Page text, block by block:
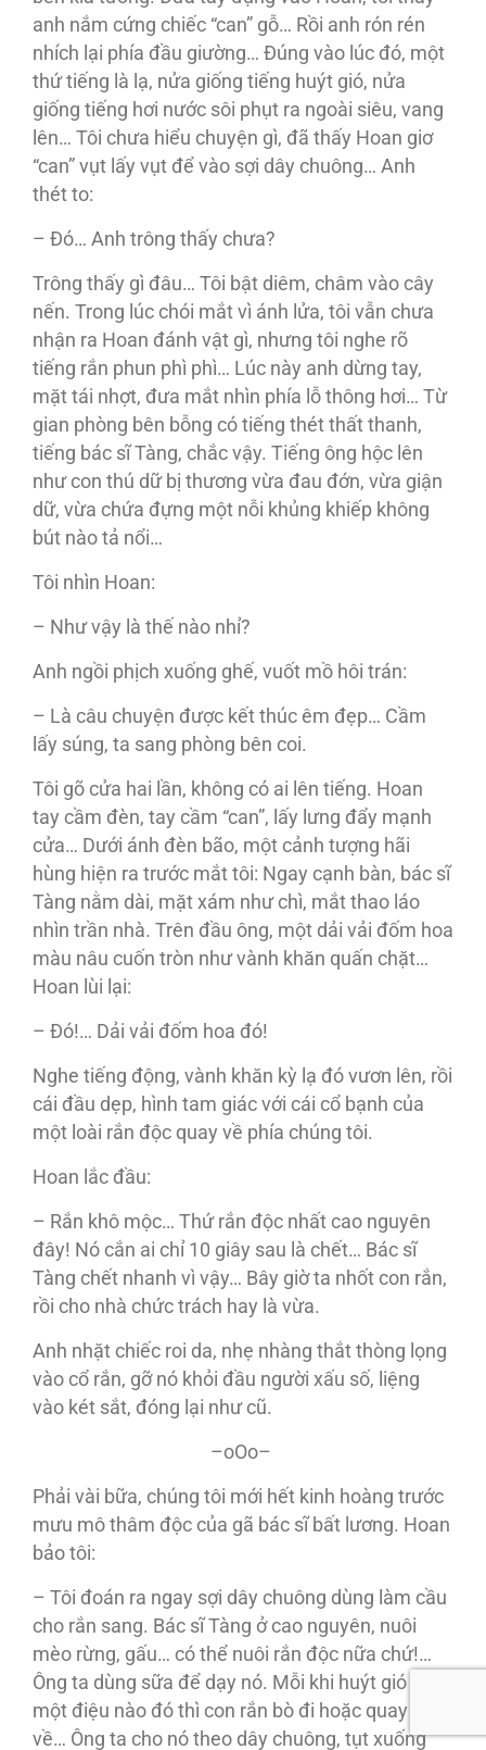
anh nắm cứng chiếc “can” gỗ… Rồi anh rón rén
nhích lại phía đầu giường… Đúng vào lúc đó, một
thứ tiếng là lạ, nửa giống tiếng huýt gió, nửa
giống tiếng hơi nước sôi phụt ra ngoài siêu, vang
lên… Tôi chưa hiểu chuyện gì, đã thấy Hoan giơ
“can” vụt lấy vụt để vào sợi dây chuông… Anh
thét to:
– Đó… Anh trông thấy chưa?
Trông thấy gì đâu… Tôi bật diêm, châm vào cây
nến. Trong lúc chói mắt vì ánh lửa, tôi vẫn chưa
nhận ra Hoan đánh vật gì, nhưng tôi nghe rõ
tiếng rắn phun phì phì… Lúc này anh dừng tay,
mặt tái nhợt, đưa mắt nhìn phía lỗ thông hơi… Từ
gian phòng bên bỗng có tiếng thét thất thanh,
tiếng bác sĩ Tàng, chắc vậy. Tiếng ông hộc lên
như con thú dữ bị thương vừa đau đớn, vừa giận
dữ, vừa chứa đựng một nỗi khủng khiếp không
bút nào tả nổi…
Tôi nhìn Hoan:
– Như vậy là thế nào nhỉ?
Anh ngồi phịch xuống ghế, vuốt mồ hôi trán:
– Là câu chuyện được kết thúc êm đẹp… Cầm
lấy súng, ta sang phòng bên coi.
Tôi gõ cửa hai lần, không có ai lên tiếng. Hoan
tay cầm đèn, tay cầm “can”, lấy lưng đẩy mạnh
cửa… Dưới ánh đèn bão, một cảnh tượng hãi
hùng hiện ra trước mắt tôi: Ngay cạnh bàn, bác sĩ
Tàng nằm dài, mặt xám như chì, mắt thao láo
nhìn trần nhà. Trên đầu ông, một dải vải đốm hoa
màu nâu cuốn tròn như vành khăn quấn chặt…
Hoan lùi lại:
– Đó!… Dải vải đốm hoa đó!
Nghe tiếng động, vành khăn kỳ lạ đó vươn lên, rồi
cái đầu dẹp, hình tam giác với cái cổ bạnh của
một loài rắn độc quay về phía chúng tôi.
Hoan lắc đầu:
– Rắn khô mộc… Thứ rắn độc nhất cao nguyên
đây! Nó cắn ai chỉ 10 giây sau là chết… Bác sĩ
Tàng chết nhanh vì vậy… Bây giờ ta nhốt con rắn,
rồi cho nhà chức trách hay là vừa.
Anh nhặt chiếc roi da, nhẹ nhàng thắt thòng lọng
vào cổ rắn, gỡ nó khỏi đầu người xấu số, liệng
vào két sắt, đóng lại như cũ.
–oOo–
Phải vài bữa, chúng tôi mới hết kinh hoàng trước
mưu mô thâm độc của gã bác sĩ bất lương. Hoan
bảo tôi:
– Tôi đoán ra ngay sợi dây chuông dùng làm cầu
cho rắn sang. Bác sĩ Tàng ở cao nguyên, nuôi
mèo rừng, gấu… có thể nuôi rắn độc nữa chứ!…
Ông ta dùng sữa để dạy nó. Mỗi khi huýt gió theo
một điệu nào đó thì con rắn bò đi hoặc quay trở
về… Ông ta cho nó theo dây chuông, tụt xuống